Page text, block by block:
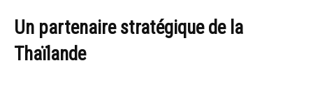
Un partenaire stratégique de la
Thaïlande